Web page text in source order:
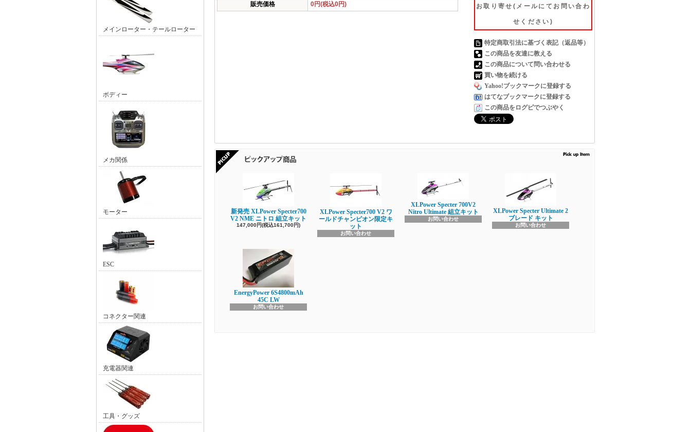
メインローター・テールローター
ボディー
メカ関係
モーター
ESC
コネクター関連
充電器関連
工具・グッズ
販売価格 0円(税込0円) お取り寄せ(メールにてお問い合わ
せください)
特定商取引法に基づく表記（返品等）
この商品を友達に教える
この商品について問い合わせる
買い物を続ける
Yahoo!ブックマークに登録する
はてなブックマークに登録する
この商品をログピでつぶやく
新発売 XLPower Specter700
V2 NME ニトロ 組立キット
147,000円(税込161,700円)
XLPower Specter700 V2 ワ
ールドチャンピオン限定キ
ット
お問い合わせ
XLPower Specter 700V2
Nitro Ultimate 組立キット
お問い合わせ
XLPower Specter Ultimate 2
ブレード キット
お問い合わせ
EnergyPower 6S4800mAh
45C LW
お問い合わせ